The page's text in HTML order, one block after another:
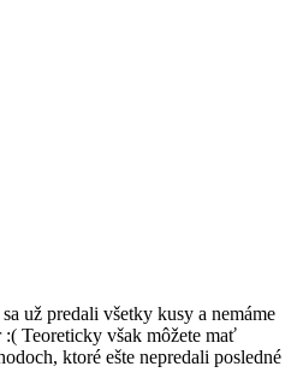
už predali všetky kusy a nemáme
Teoreticky však môžete mať
ktoré ešte nepredali posledné